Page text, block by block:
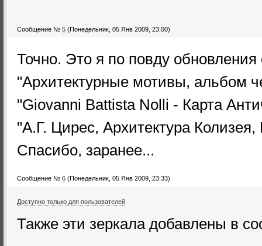
Сообщение № 5 (Понедельник, 05 Янв 2009, 23:00)
Точно. Это я по повду обновления
"Архитектурные мотивы, альбом
"Giovanni Battista Nolli - Карта
"А.Г. Цирес, Архитектура
Спасибо, заранее...
Сообщение № 6 (Понедельник, 05 Янв 2009, 23:33)
Доступно только для пользователей
Также эти зеркала добавлены в